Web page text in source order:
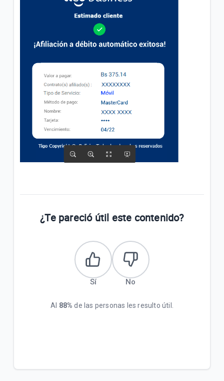
¿Te pareció útil este contenido?
Sí No
Al 88% de las personas les resulto útil.